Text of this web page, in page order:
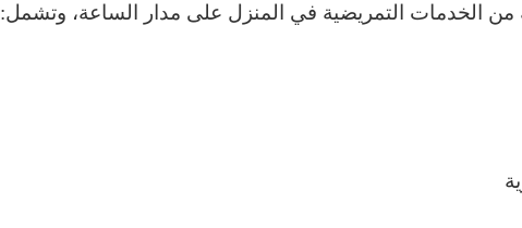
الخدمات التمريضية في المنزل على مدار الساعة، وتشمل: